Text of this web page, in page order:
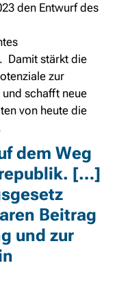
den Entwurf des
Damit stärkt die
zur
schafft neue
von heute die
dem Weg
[…]
Beitrag
und zur